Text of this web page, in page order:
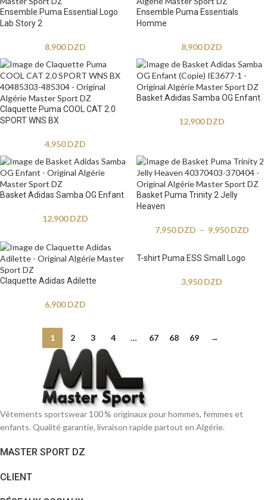
Ensemble Puma Essential Logo
Lab Story 2
8,900DZD
Ensemble Puma Essentials
Homme
8,900DZD
Claquette Puma COOL CAT 2.0
SPORT WNS BX
4,950DZD
Basket Adidas Samba OG Enfant
12,900DZD
Basket Adidas Samba OG Enfant
12,900DZD
Basket Puma Trinity 2 Jelly
Heaven
7,950DZD – 9,950DZD
Claquette Adidas Adilette
6,900DZD
T-shirt Puma ESS Small Logo
3,950DZD
1 2 3 4 … 67 68 69 →
Vêtements sportswear 100 % originaux pour hommes, femmes et
enfants. Qualité garantie, livraison rapide partout en Algérie.
MASTER SPORT DZ
CLIENT